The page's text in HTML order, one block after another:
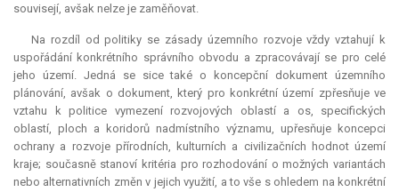
souvisejí, avšak nelze je zaměňovat.
Na rozdíl od politiky se zásady územního rozvoje vždy vztahují k
uspořádání konkrétního správního obvodu a zpracovávají se pro celé
jeho území. Jedná se sice také o koncepční dokument územního
plánování, avšak o dokument, který pro konkrétní území zpřesňuje ve
vztahu k politice vymezení rozvojových oblastí a os, specifických
oblastí, ploch a koridorů nadmístního významu, upřesňuje koncepci
ochrany a rozvoje přírodních, kulturních a civilizačních hodnot území
kraje; současně stanoví kritéria pro rozhodování o možných variantách
nebo alternativních změn v jejich využití, a to vše s ohledem na konkrétní